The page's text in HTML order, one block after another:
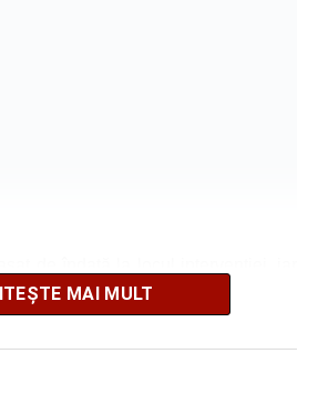
scurtă durată au reușit să extragă
Cățelul a fost scos teafăr și
celor care au asistat la
MAI MULT